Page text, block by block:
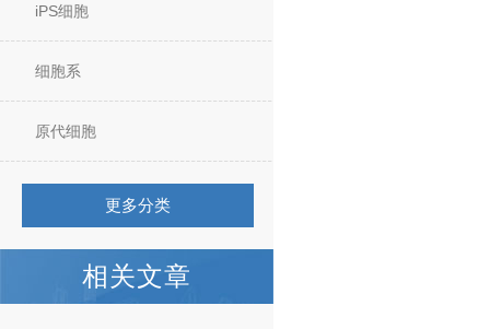
iPS细胞
细胞系
原代细胞
更多分类
相关文章